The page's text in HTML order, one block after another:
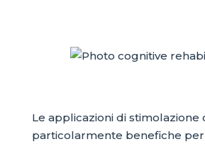
Le applicazioni di stimolazione
particolarmente benefiche